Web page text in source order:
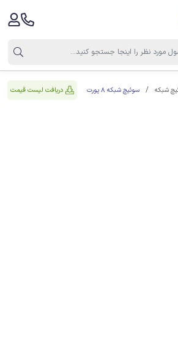
شبکه سوئیچ شبکه 8 پورت دریافت لیست قیمت